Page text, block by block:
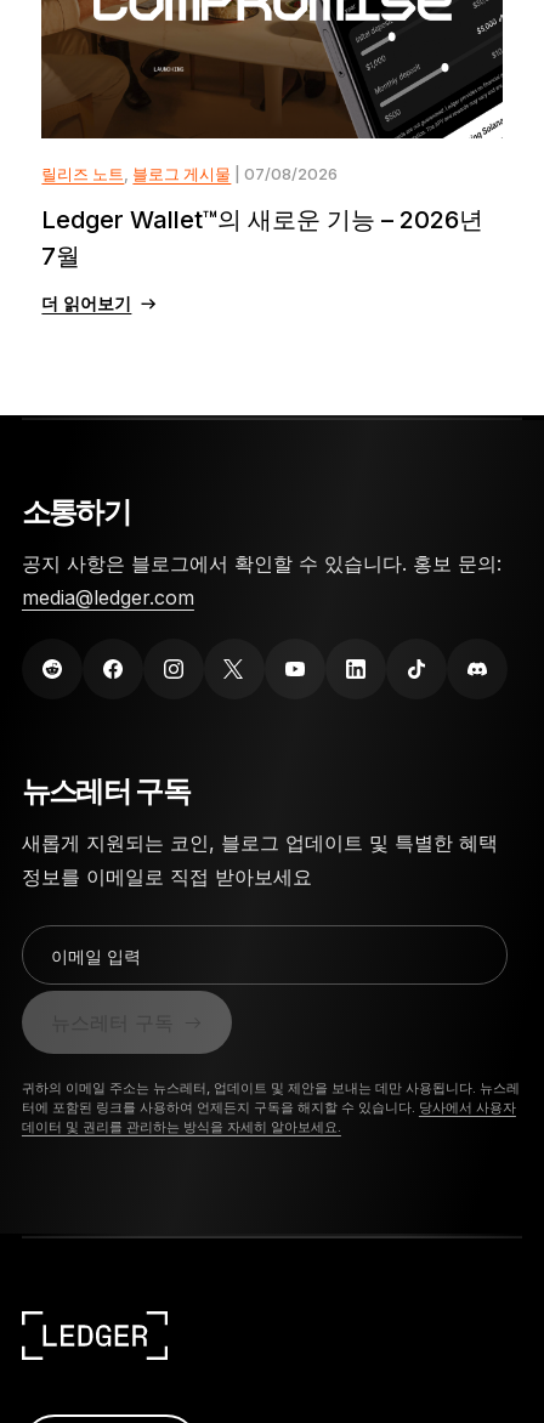
릴리즈 노트 블로그 게시물 | 07/08/2026
Ledger Wallet™의 새로운 기능 – 2026년
7월
더 읽어보기
소통하기
공지 사항은 블로그에서 확인할 수 있습니다. 홍보 문의:
media@ledger.com
뉴스레터 구독
새롭게 지원되는 코인, 블로그 업데이트 및 특별한 혜택
정보를 이메일로 직접 받아보세요
이메일 입력
귀하의 이메일 주소는 뉴스레터, 업데이트 및 제안을 보내는 데만 사용됩니다. 뉴스레
터에 포함된 링크를 사용하여 언제든지 구독을 해지할 수 있습니다. 당사에서 사용자
데이터 및 권리를 관리하는 방식을 자세히 알아보세요.